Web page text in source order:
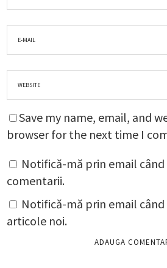
Save my name, email, and
browser for the next time I
Notifică-mă prin email
comentarii.
Notifică-mă prin email
articole noi.